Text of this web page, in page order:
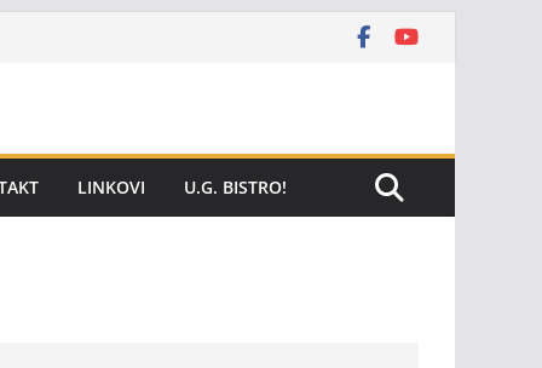
LINKOVI U.G. BISTRO!